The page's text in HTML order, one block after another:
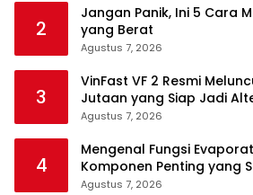
2
Jangan Panik, Ini 5 Cara
yang Berat
Agustus 7, 2026
3
VinFast VF 2 Resmi
Jutaan yang Siap Jadi
Motor
Agustus 7, 2026
4
Mengenal Fungsi
Komponen Penting yang
Agustus 7, 2026